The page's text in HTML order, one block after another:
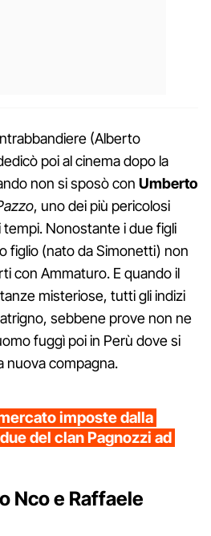
(Alberto
poi al cinema dopo la
non si sposò con Umberto
, uno dei più pericolosi
tempi. Nonostante i due figli
figlio (nato da Simonetti) non
con Ammaturo. E quando il
misteriose, tutti gli indizi
sebbene prove non ne
fuggì poi in Perù dove si
nuova compagna.
imposte dalla
del clan Pagnozzi ad
Nco e Raffaele